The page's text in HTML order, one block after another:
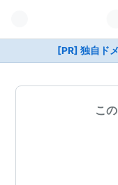
[PR] 独自ド
こ